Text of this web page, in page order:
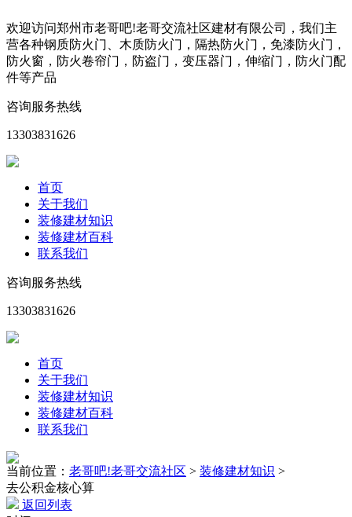
欢迎访问郑州市老哥吧!老哥交流社区建材有限公司，我们主
营各种钢质防火门、木质防火门，隔热防火门，免漆防火门，
防火窗，防火卷帘门，防盗门，变压器门，伸缩门，防火门配
件等产品
咨询服务热线
13303831626
首页
关于我们
装修建材知识
装修建材百科
联系我们
咨询服务热线
13303831626
首页
关于我们
装修建材知识
装修建材百科
联系我们
当前位置： 老哥吧!老哥交流社区 > 装修建材知识 >
去公积金核心算
返回列表